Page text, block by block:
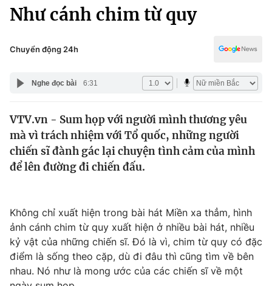
Chuyên mục
Chính trị
Xã hội
Pháp luật
Y tế
Tin tức
Thế giới đó đây
Câu chuyện quốc tế
Kinh tế
Tài chính
Thị trường
Dữ liệu và đời sống
Pháp luật
Truyền hình
Y tế
Công nghệ
Giáo dục
Như cánh chim từ quy
Chuyển động 24h
Nghe đọc bài 6:31
VTV.vn - Sum họp với người mình thương yêu
mà vì trách nhiệm với Tổ quốc, những người
chiến sĩ đành gác lại chuyện tình cảm của mình
để lên đường đi chiến đấu.
Không chỉ xuất hiện trong bài hát Miền xa thẳm, hình
ảnh cánh chim từ quy xuất hiện ở nhiều bài hát, nhiều
kỷ vật của những chiến sĩ. Đó là vì, chim từ quy có đặc
điểm là sống theo cặp, dù đi đâu thì cũng tìm về bên
nhau. Nó như là mong ước của các chiến sĩ về một